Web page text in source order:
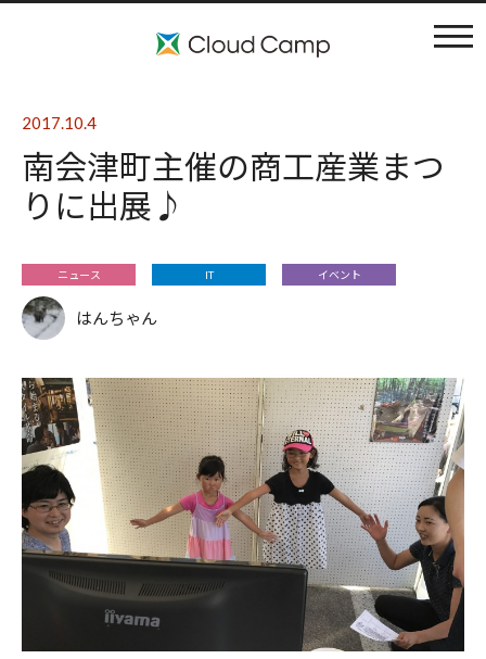
施設案内
ブログ
よくある質問
2017.10.4
南会津町主催の商工産業まつ
りに出展♪
ニュース IT イベント
はんちゃん